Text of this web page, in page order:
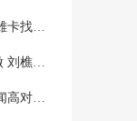
逆水寒找到你们了怎么获得 说英雄卡找到你们了获得方法
燕云十六声刘樵夫对话攻略怎么做 刘樵夫对话结交攻略一览
燕云十六声闻高对话攻略怎么做 闻高对话结交攻略一览